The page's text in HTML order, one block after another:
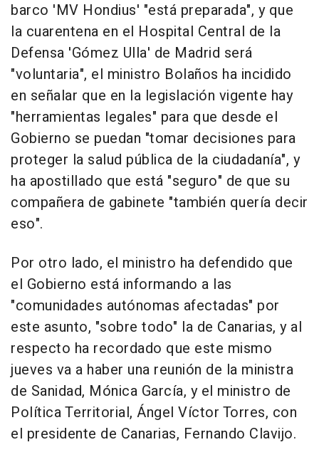
barco 'MV Hondius' "está preparada", y que
la cuarentena en el Hospital Central de la
Defensa 'Gómez Ulla' de Madrid será
"voluntaria", el ministro Bolaños ha incidido
en señalar que en la legislación vigente hay
"herramientas legales" para que desde el
Gobierno se puedan "tomar decisiones para
proteger la salud pública de la ciudadanía", y
ha apostillado que está "seguro" de que su
compañera de gabinete "también quería decir
eso".
Por otro lado, el ministro ha defendido que
el Gobierno está informando a las
"comunidades autónomas afectadas" por
este asunto, "sobre todo" la de Canarias, y al
respecto ha recordado que este mismo
jueves va a haber una reunión de la ministra
de Sanidad, Mónica García, y el ministro de
Política Territorial, Ángel Víctor Torres, con
el presidente de Canarias, Fernando Clavijo.